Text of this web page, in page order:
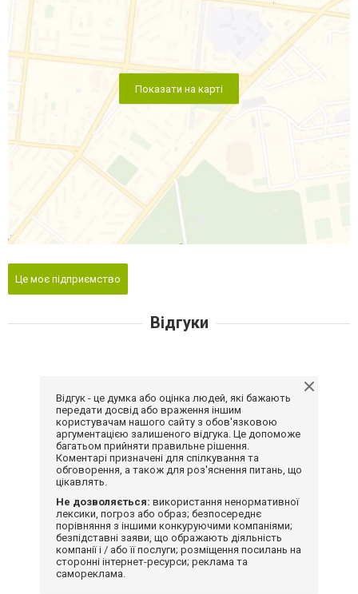
Показати на карті
Це моє підприємство
Відгуки
Відгук - це думка або оцінка людей, які бажають
передати досвід або враження іншим
користувачам нашого сайту з обов'язковою
аргументацією залишеного відгука. Це допоможе
багатьом прийняти правильне рішення.
Коментарі призначені для спілкування та
обговорення, а також для роз'яснення питань, що
цікавлять.
Не дозволяється: використання ненормативної
лексики, погроз або образ; безпосереднє
порівняння з іншими конкуруючими компаніями;
безпідставні заяви, що ображають діяльність
компанії і / або її послуги; розміщення посилань на
сторонні інтернет-ресурси; реклама та
самореклама.